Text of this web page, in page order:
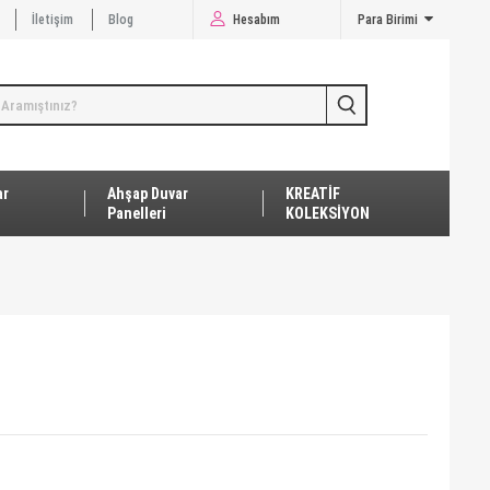
İletişim Blog Hesabım Para Birimi
Ahşap Duvar
Panelleri
KREATİF
KOLEKSİYON